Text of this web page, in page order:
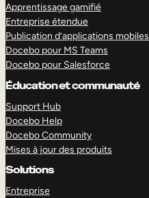
Apprentissage gamifié
Entreprise étendue
Publication d’applications mobiles
Docebo pour MS Teams
Docebo pour Salesforce
Éducation et communauté
Support Hub
Docebo Help
Docebo Community
Mises à jour des produits
Solutions
Entreprise